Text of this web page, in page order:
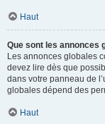
Haut
Que sont les annonces
Les annonces globales
devez lire dès que
dans votre panneau de
globales dépend des
Haut